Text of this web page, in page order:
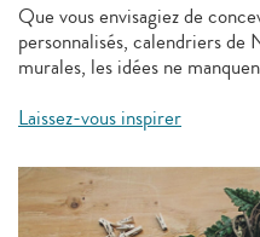
Que vous envisagiez de
personnalisés, calendriers
murales, les idées ne
Laissez-vous inspirer